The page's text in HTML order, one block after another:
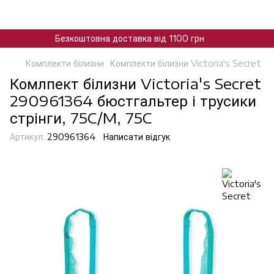
Безкоштовна доставка від 1100 грн
Комплекти білизни Комплекти білизни Victoria's Secret
Комлпект білизни Victoria's Secret
290961364 бюстгальтер і трусики
стрінги, 75C/M, 75C
Артикул: 290961364 Написати відгук